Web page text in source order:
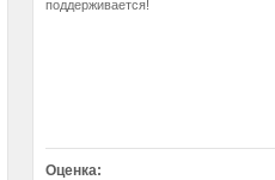
поддерживается!
Оценка: